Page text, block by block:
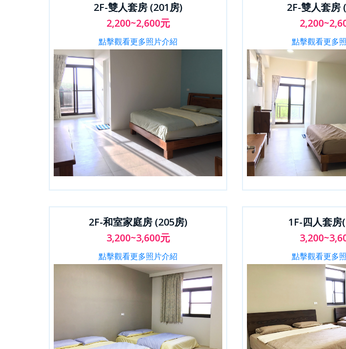
2F-雙人套房 (201房)
2,200~2,600元
點擊觀看更多照片介紹
2F-雙人套房
點擊觀看更多
2F-和室家庭房 (205房)
3,200~3,600元
點擊觀看更多照片介紹
1F-四人套房
點擊觀看更多